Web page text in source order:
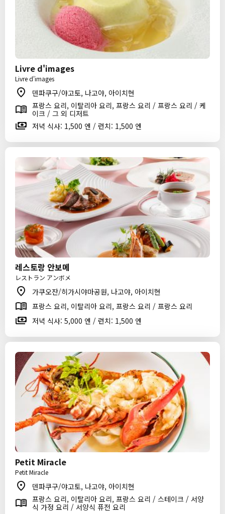
Livre d'images
Livre d'images
덴파쿠구/야고토, 나고야, 아이치현
프랑스 요리, 이탈리아 요리, 프랑스 요리 / 프랑스 요리 / 케
이크 / 그 외 디저트
저녁 식사: 1,500 엔 / 런치: 1,500 엔
레스토랑 안보메
レストラン アンボメ
가쿠오잔/히가시야마공원, 나고야, 아이치현
프랑스 요리, 이탈리아 요리, 프랑스 요리 / 프랑스 요리
저녁 식사: 5,000 엔 / 런치: 1,500 엔
Petit Miracle
Petit Miracle
덴파쿠구/야고토, 나고야, 아이치현
프랑스 요리, 이탈리아 요리, 프랑스 요리 / 스테이크 / 서양
식 가정 요리 / 서양식 퓨전 요리